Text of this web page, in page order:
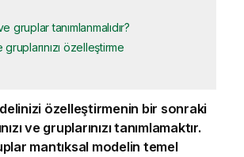
gruplar tanımlanmalıdır?
gruplarınızı özelleştirme
özelleştirmenin bir sonraki
ve gruplarınızı tanımlamaktır.
mantıksal modelin temel